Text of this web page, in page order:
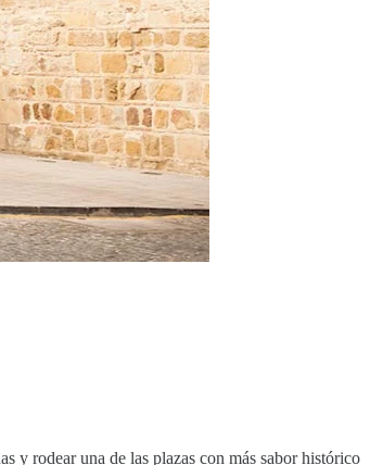
y rodear una de las plazas con más sabor histórico